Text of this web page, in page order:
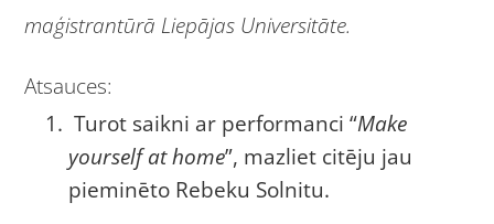
maģistrantūrā Liepājas Universitāte.
Atsauces:
Turot saikni ar performanci “Make
yourself at home”, mazliet citēju jau
pieminēto Rebeku Solnitu.